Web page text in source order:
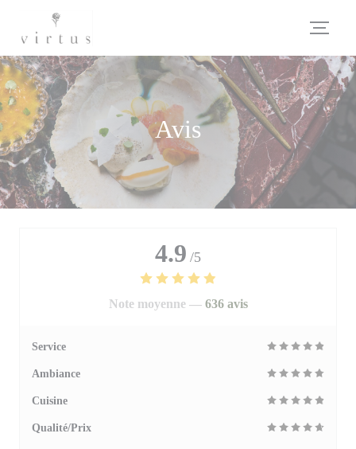
Avis
4.9 /5
Note moyenne — 636 avis
Service
Ambiance
Cuisine
Qualité/Prix